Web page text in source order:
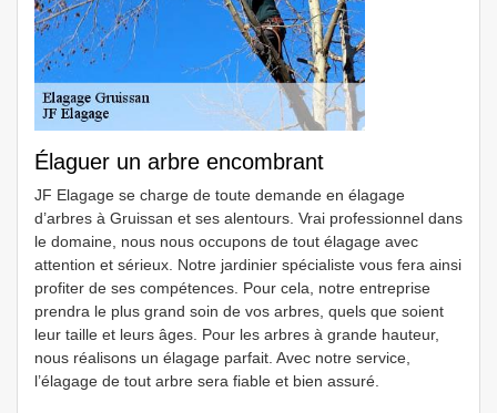
Élaguer un arbre encombrant
JF Elagage se charge de toute demande en élagage
d’arbres à Gruissan et ses alentours. Vrai professionnel dans
le domaine, nous nous occupons de tout élagage avec
attention et sérieux. Notre jardinier spécialiste vous fera ainsi
profiter de ses compétences. Pour cela, notre entreprise
prendra le plus grand soin de vos arbres, quels que soient
leur taille et leurs âges. Pour les arbres à grande hauteur,
nous réalisons un élagage parfait. Avec notre service,
l’élagage de tout arbre sera fiable et bien assuré.